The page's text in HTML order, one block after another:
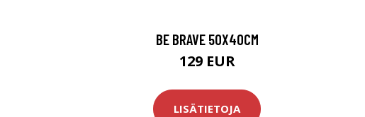
BE BRAVE 50X40CM
129 EUR
LISÄTIETOJA